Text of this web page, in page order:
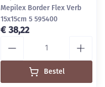
Mepilex Border Flex Verb
15x15cm 5 595400
€ 38,22
Bestel